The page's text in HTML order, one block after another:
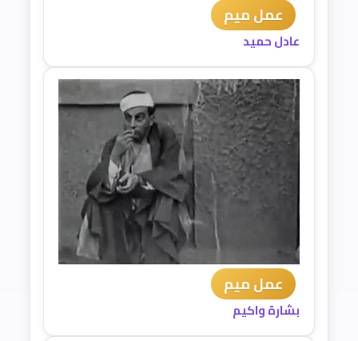
عمل ميم
عادل حميد
عمل ميم
بشارة واكيم